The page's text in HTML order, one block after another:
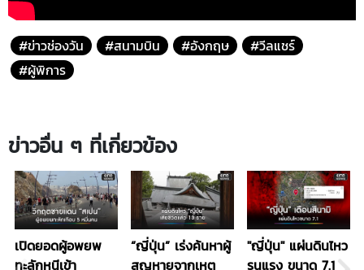
#ข่าวช่องวัน #สนามบิน #อังกฤษ
#วีลแชร์
#ผู้พิการ
ข่าวอื่น ๆ ที่เกี่ยวข้อง
เปิดยอดผู้อพยพ
ทะลักหนีเข้า
“ญี่ปุ่น” เร่งค้นหาผู้
สูญหายจากเหตุ
"ญี่ปุ่น" แผ่นดินไหว
รุนแรง ขนาด 7.1